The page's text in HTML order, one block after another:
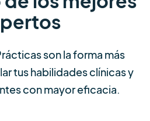
son la forma más
tus habilidades clínicas y
con mayor eficacia.